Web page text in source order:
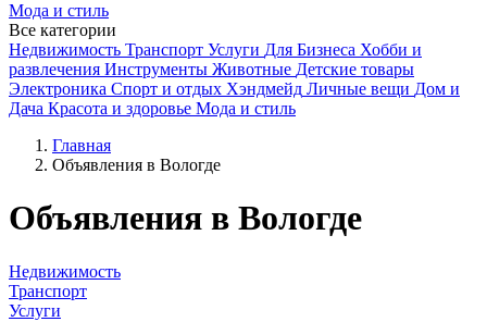
Мода и стиль
Все категории
Недвижимость Транспорт Услуги Для Бизнеса Хобби и
развлечения Инструменты Животные Детские товары
Электроника Спорт и отдых Хэндмейд Личные вещи Дом и
Дача Красота и здоровье Мода и стиль
Главная
Объявления в Вологде
Объявления в Вологде
Недвижимость
Транспорт
Услуги